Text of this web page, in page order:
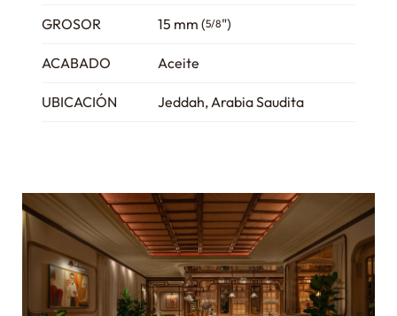
GROSOR 15 mm (5/8")
ACABADO Aceite
UBICACIÓN Jeddah, Arabia Saudita